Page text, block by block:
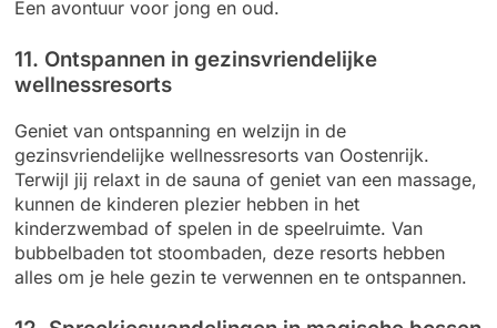
Een avontuur voor jong en oud.
11. Ontspannen in gezinsvriendelijke
wellnessresorts
Geniet van ontspanning en welzijn in de
gezinsvriendelijke wellnessresorts van Oostenrijk.
Terwijl jij relaxt in de sauna of geniet van een massage,
kunnen de kinderen plezier hebben in het
kinderzwembad of spelen in de speelruimte. Van
bubbelbaden tot stoombaden, deze resorts hebben
alles om je hele gezin te verwennen en te ontspannen.